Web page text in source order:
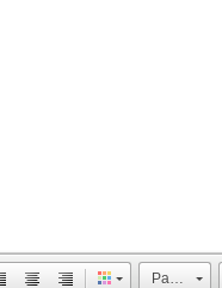
Размер